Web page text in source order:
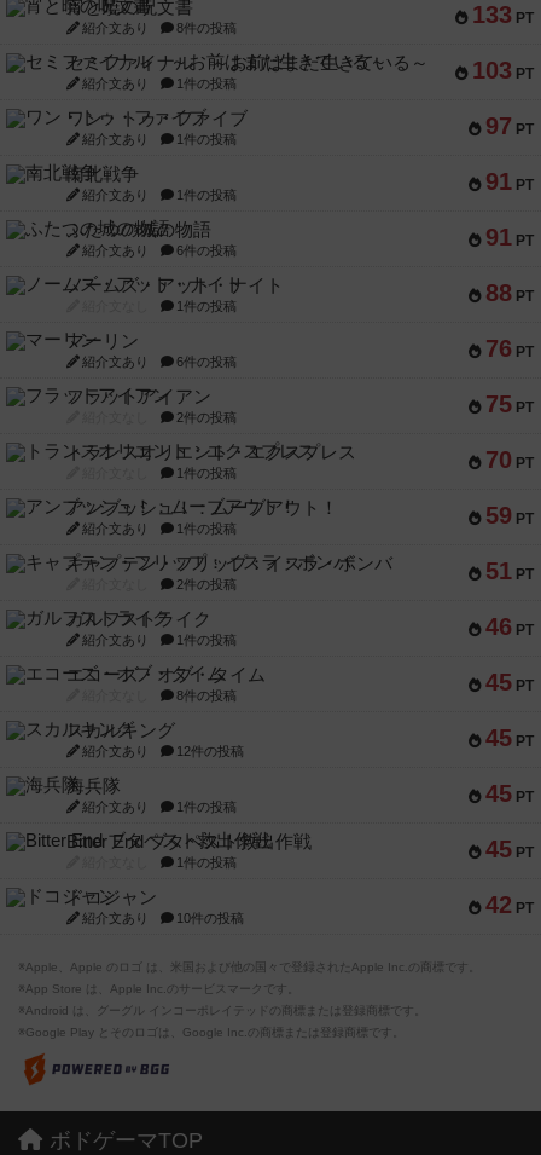
133 PT
宵と暁の呪文書
紹介文あり 8件の投稿
103 PT
セミファイナル ～お前はまだ生きている～
紹介文あり 1件の投稿
97 PT
ワン・トゥ・ファイブ
紹介文あり 1件の投稿
91 PT
南北戦争
紹介文あり 1件の投稿
91 PT
ふたつの城の物語
紹介文あり 6件の投稿
88 PT
ノームズ・アット・ナイト
1件の投稿
76 PT
マーリン
紹介文あり 6件の投稿
75 PT
フラットアイアン
2件の投稿
70 PT
トランスオリエント・エクスプレス
1件の投稿
59 PT
アンブッシュ！：ムーブアウト！
紹介文あり 1件の投稿
51 PT
キャプテン・フリップ：イスラ・ボンバ
2件の投稿
46 PT
ガルフストライク
紹介文あり 1件の投稿
45 PT
エコーズ・オブ・タイム
8件の投稿
45 PT
スカルキング
紹介文あり 12件の投稿
45 PT
海兵隊
紹介文あり 1件の投稿
45 PT
Bitter End ブタペスト救出作戦
1件の投稿
42 PT
ドコジャン
紹介文あり 10件の投稿
※Apple、Apple のロゴ は、米国および他の国々で登録されたApple Inc.の商標です。
※App Store は、Apple Inc.のサービスマークです。
※Android は、グーグル インコーポレイテッドの商標または登録商標です。
※Google Play とそのロゴは、Google Inc.の商標または登録商標です。
ボドゲーマTOP